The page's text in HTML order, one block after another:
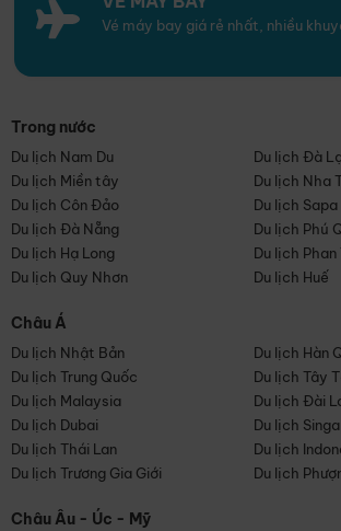
Vé máy bay giá rẻ nhất, nhiều
Trong nước
Du lịch Nam Du
Du lịch Đà
Du lịch Miền tây
Du lịch Nha
Du lịch Côn Đảo
Du lịch Sapa
Du lịch Đà Nẵng
Du lịch Phú
Du lịch Hạ Long
Du lịch
Du lịch Quy Nhơn
Du lịch Huế
Châu Á
Du lịch Nhật Bản
Du lịch Hàn
Du lịch Trung Quốc
Du lịch Tây
Du lịch Malaysia
Du lịch Đài
Du lịch Dubai
Du lịch
Du lịch Thái Lan
Du lịch
Du lịch Trương Gia Giới
Du lịch
Châu Âu - Úc - Mỹ